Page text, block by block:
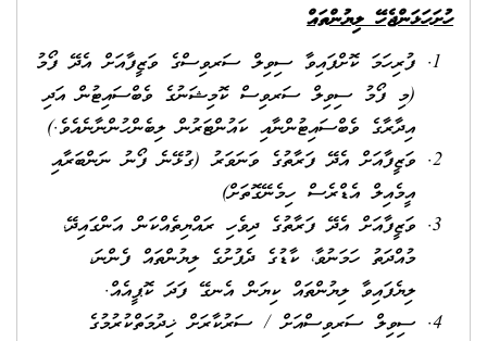
ހުށަހަޅަންޖެހޭ ލިޔުންތައް
ފުރިހަމަ ކޮށްފައިވާ ސިވިލް ސަރވިސްގެ ވަޒީފާއަށް އެދޭ ފޯމު
(މި ފޯމު ސިވިލް ސަރވިސް ކޮމިޝަނުގެ ވެބްސައިޓުން އަދި
އިދާރާގެ ވެބްސައިޓުންނާއި ކައުންޓަރުން ލިބެންހުންނާނެއެވެ.)
ވަޒީފާއަށް އެދޭ ފަރާތުގެ ވަނަވަރު (ގުޅޭނެ ފޯނު ނަންބަރާއި
އީމެއިލް އެޑްރެސް ހިމެނޭގޮތަށް)
ވަޒީފާއަށް އެދޭ ފަރާތުގެ ދިވެހި ރައްޔިތެއްކަން އަންގައިދޭ،
މުއްދަތު ހަމަނުވާ، ކާޑުގެ ދެފުށުގެ ލިޔުންތައް ފެންނަ،
ލިޔެފައިވާ ލިޔުންތައް ކިޔަން އެނގޭ ފަދަ ކޮޕީއެއް.
ސިވިލް ސަރވިސްއަށް / ސަރުކާރަށް ޚިދުމަތްކުރުމުގެ